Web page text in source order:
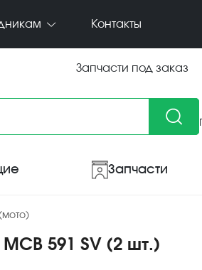
Контакты
Запчасти под заказ
Запчасти
591 SV (2 шт.)